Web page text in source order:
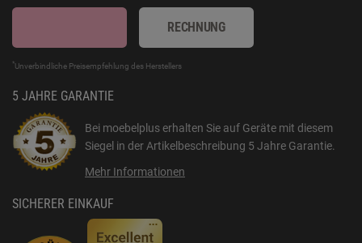
RECHNUNG
*Unverbindliche Preisempfehlung des Herstellers
5 JAHRE GARANTIE
Bei moebelplus erhalten Sie auf Geräte mit diesem
Siegel in der Artikelbeschreibung 5 Jahre Garantie.
Mehr Informationen
SICHERER EINKAUF